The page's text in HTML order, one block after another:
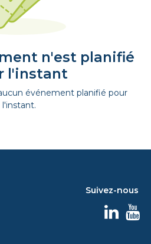
n'est planifié
l'instant
événement planifié pour
l'instant.
Suivez-nous